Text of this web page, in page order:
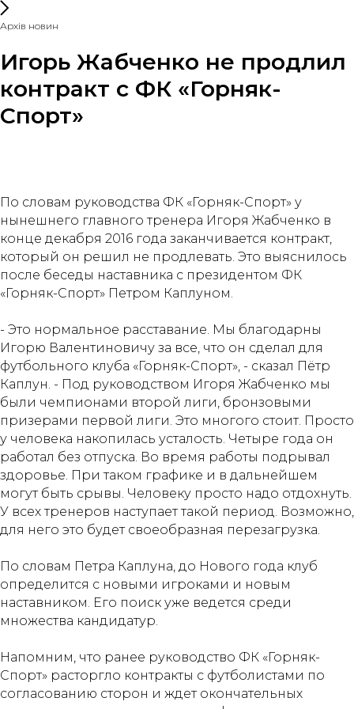
Архів новин
Игорь Жабченко не продлил
контракт с ФК «Горняк-
Спорт»
По словам руководства ФК «Горняк-Спорт» у
нынешнего главного тренера Игоря Жабченко в
конце декабря 2016 года заканчивается контракт,
который он решил не продлевать. Это выяснилось
после беседы наставника с президентом ФК
«Горняк-Спорт» Петром Каплуном.
- Это нормальное расставание. Мы благодарны
Игорю Валентиновичу за все, что он сделал для
футбольного клуба «Горняк-Спорт», - сказал Пётр
Каплун. - Под руководством Игоря Жабченко мы
были чемпионами второй лиги, бронзовыми
призерами первой лиги. Это многого стоит. Просто
у человека накопилась усталость. Четыре года он
работал без отпуска. Во время работы подрывал
здоровье. При таком графике и в дальнейшем
могут быть срывы. Человеку просто надо отдохнуть.
У всех тренеров наступает такой период. Возможно,
для него это будет своеобразная перезагрузка.
По словам Петра Каплуна, до Нового года клуб
определится с новыми игроками и новым
наставником. Его поиск уже ведется среди
множества кандидатур.
Напомним, что ранее руководство ФК «Горняк-
Спорт» расторгло контракты с футболистами по
согласованию сторон и ждет окончательных